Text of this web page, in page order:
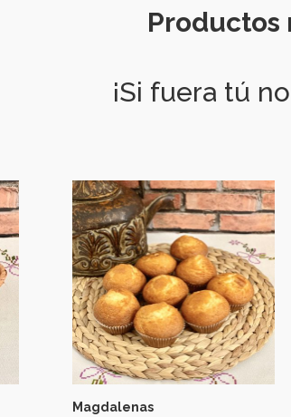
Productos
¡Si fuera tú
Magdalenas